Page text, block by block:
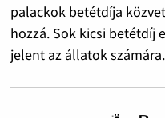
palackok betétdíja
hozzá. Sok kicsi betétdíj
jelent az állatok számára.